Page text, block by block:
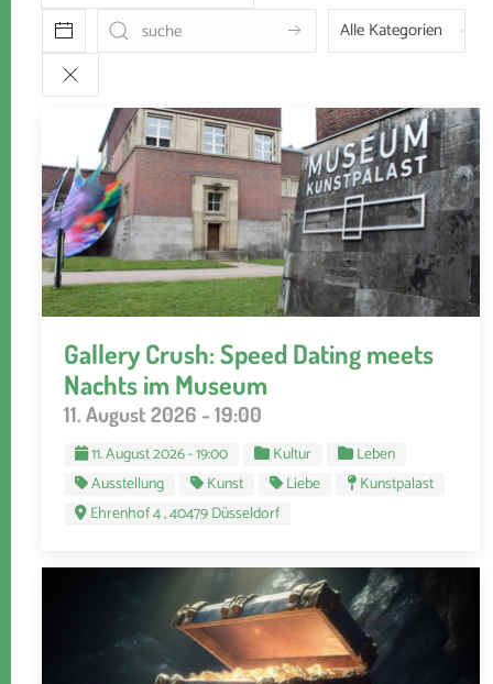
Gallery Crush: Speed Dating meets
Nachts im Museum
11. August 2026 - 19:00
11. August 2026 - 19:00 Kultur
Leben
Ausstellung
Kunst Liebe
Kunstpalast
Ehrenhof 4 , 40479 Düsseldorf